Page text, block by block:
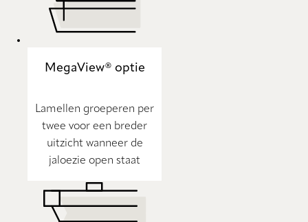
MegaView® optie
Lamellen groeperen per
twee voor een breder
uitzicht wanneer de
jaloezie open staat